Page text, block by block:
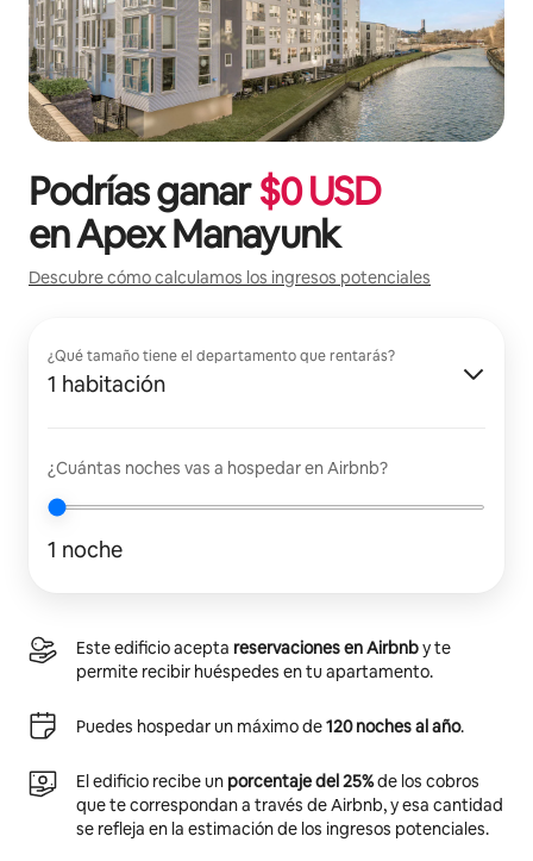
Podrías ganar$0USD
enApex Manayunk
Descubre cómo calculamos los ingresos potenciales
¿Qué tamaño tiene el departamento que rentarás?
1 habitación
¿Cuántas noches vas a hospedar en Airbnb?
1 noche
Este edificio acepta reservaciones en Airbnby te
permite recibir huéspedes en tu apartamento.
Puedes hospedar un máximo de120 noches al año.
El edificio recibe un porcentaje del 25%de los cobros
que te correspondan a través de Airbnb, y esa cantidad
se refleja en la estimación de los ingresos potenciales.